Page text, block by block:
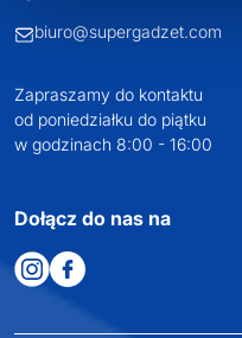
biuro@supergadzet.com
Zapraszamy do kontaktu
od poniedziałku do piątku
w godzinach 8:00 - 16:00
Dołącz do nas na